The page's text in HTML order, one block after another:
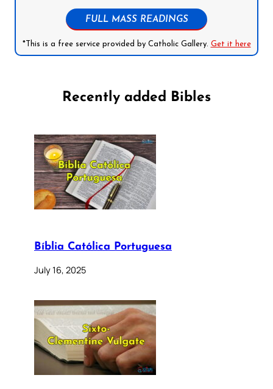
FULL MASS READINGS
*This is a free service provided by Catholic Gallery. Get it here
Recently added Bibles
Bíblia Católica Portuguesa
July 16, 2025